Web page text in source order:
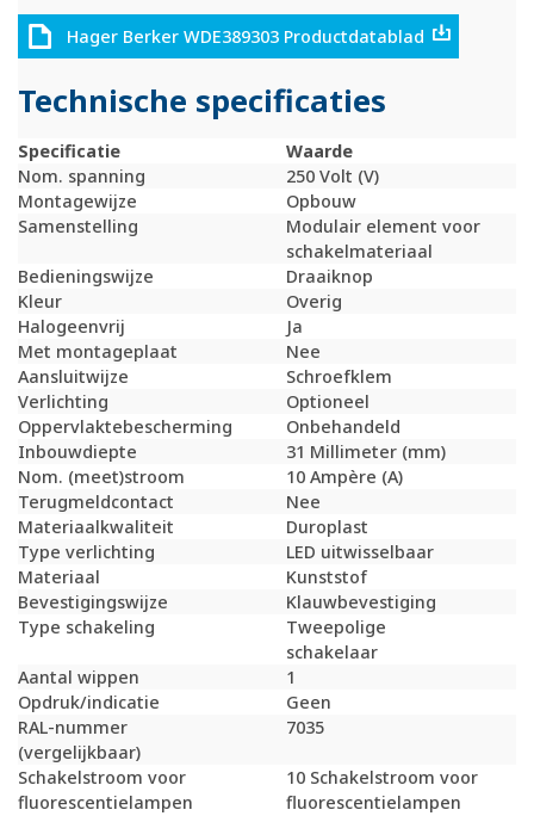
Hager Berker WDE389303 Productdatablad
Technische specificaties
Specificatie
Waarde
Nom. spanning
250 Volt (V)
Montagewijze
Opbouw
Samenstelling
Modulair element voor
schakelmateriaal
Bedieningswijze
Draaiknop
Kleur
Overig
Halogeenvrij
Ja
Met montageplaat
Nee
Aansluitwijze
Schroefklem
Verlichting
Optioneel
Oppervlaktebescherming
Onbehandeld
Inbouwdiepte
31 Millimeter (mm)
Nom. (meet)stroom
10 Ampère (A)
Terugmeldcontact
Nee
Materiaalkwaliteit
Duroplast
Type verlichting
LED uitwisselbaar
Materiaal
Kunststof
Bevestigingswijze
Klauwbevestiging
Type schakeling
Tweepolige
schakelaar
Aantal wippen
1
Opdruk/indicatie
Geen
RAL-nummer
(vergelijkbaar)
7035
Schakelstroom voor
fluorescentielampen
10 Schakelstroom voor
fluorescentielampen